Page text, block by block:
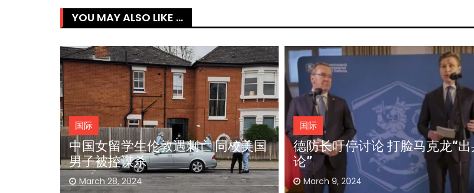
YOU MAY ALSO LIKE ...
国际
德防长吁停讨论 打脸马克龙“出兵
论”
March 9, 2024
国际
法农民封堵巴黎凯旋门 警逮66
者
March 2, 2024
迈亚密网
赛 郑钦
瑜闯32强